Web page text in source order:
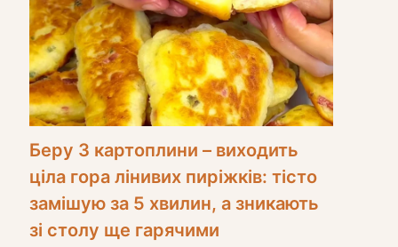
Беру 3 картоплини – виходить
ціла гора лінивих пиріжків: тісто
замішую за 5 хвилин, а зникають
зі столу ще гарячими